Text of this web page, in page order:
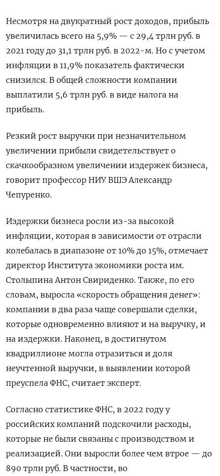
Несмотря на двукратный рост доходов, прибыль
увеличилась всего на 5,9% — с 29,4 трлн руб. в
2021 году до 31,1 трлн руб. в 2022-м. Но с учетом
инфляции в 11,9% показатель фактически
снизился. В общей сложности компании
выплатили 5,6 трлн руб. в виде налога на
прибыль.
Резкий рост выручки при незначительном
увеличении прибыли свидетельствует о
скачкообразном увеличении издержек бизнеса,
говорит профессор НИУ ВШЭ Александр
Чепуренко.
Издержки бизнеса росли из-за высокой
инфляции, которая в зависимости от отрасли
колебалась в диапазоне от 10% до 15%, отмечает
директор Института экономики роста им.
Столыпина Антон Свириденко. Также, по его
словам, выросла «скорость обращения денег»:
компании в два раза чаще совершали сделки,
которые одновременно влияют и на выручку, и
на издержки. Наконец, в достигнутом
квадриллионе могла отразиться и доля
неучтенной выручки, в выявлении которой
преуспела ФНС, считает эксперт.
Согласно статистике ФНС, в 2022 году у
российских компаний подскочили расходы,
которые не были связаны с производством и
реализацией. Они выросли более чем втрое — до
890 трлн руб. В частности, во